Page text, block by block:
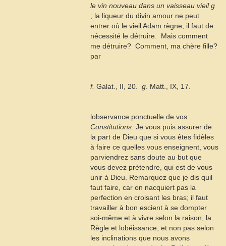
le vin nouveau dans un vaisseau vieilg
; la liqueur du divin amour ne peut
entrer où le vieil Adam règne, il faut de
nécessité le détruire.  Mais comment
me détruire?  Comment, ma chère fille?
par
f. Galat., II, 20.  g . Matt., IX, 17.
lobservance ponctuelle de vos
Constitutions . Je vous puis assurer de
la part de Dieu que si vous êtes fidèles
à faire ce quelles vous enseignent, vous
parviendrez sans doute au but que
vous devez prétendre, qui est de vous
unir à Dieu. Remarquez que je dis quil
faut faire, car on nacquiert pas la
perfection en croisant les bras; il faut
travailler à bon escient à se dompter
soi-même et à vivre selon la raison, la
Règle et lobéissance, et non pas selon
les inclinations que nous avons